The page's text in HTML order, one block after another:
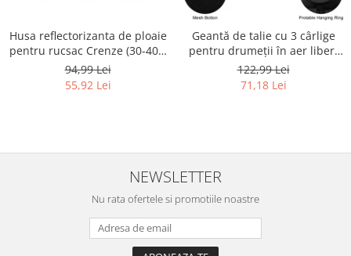
Telecomenzi garaj
Sport & Activitati in aer liber
Accesorii antrenament
Sporturi de interior
Husa reflectorizanta de ploaie
pentru rucsac Crenze (30-40L)
- RESIGILAT
94,99 Lei
55,92 Lei
Geantă de talie cu 3 cârlige
pentru drumeții în aer liber,
vânătoare, camping,
antrenament - RESIGILAT -
EEEKit
122,99 Lei
71,18 Lei
NEWSLETTER
Nu rata ofertele si promotiile noastre